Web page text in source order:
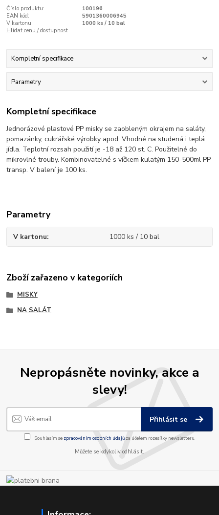
Číslo produktu:
100196
EAN kód:
5901360006945
V kartonu:
1000 ks / 10 bal
Hlídat cenu / dostupnost
Kompletní specifikace
Parametry
Kompletní specifikace
Jednorázové plastové PP misky se zaobleným okrajem na saláty,
pomazánky, cukrářské výrobky apod. Vhodné na studená i teplá
jídla. Teplotní rozsah použití je -18 až 120 st. C. Použitelné do
mikrovlné trouby. Kombinovatelné s víčkem kulatým 150-500ml PP
transp. V balení je 100 ks.
Parametry
V kartonu 1000 ks / 10 bal
Zboží zařazeno v kategoriích
MISKY
NA SALÁT
Nepropásněte novinky, akce a
slevy!
Přihlásit se
Souhlasím se zpracováním osobních údajůza účelem rozesílky newsletteru.
Můžete se kdykoliv odhlásit.